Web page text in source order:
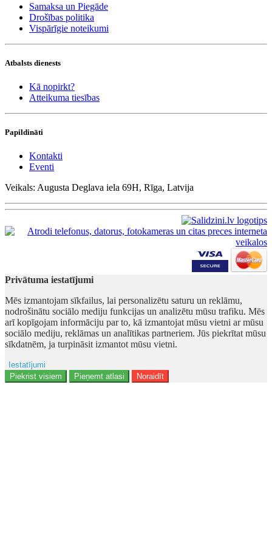
Samaksa un Piegāde
Drošības politika
Vispārīgie noteikumi
Atbalsts dienests
Kā nopirkt?
Atteikuma tiesības
Papildināti
Kontakti
Eventi
Veikals: Augusta Deglava iela 69H, Rīga, Latvija
Privātuma iestatījumi
Mēs izmantojam sīkfailus, lai personalizētu saturu un reklāmu,
nodrošinātu sociālo mediju funkcijas un analizētu mūsu trafiku. Mēs
arī kopīgojam informāciju par to, kā izmantojat mūsu vietni ar mūsu
sociālo mediju, reklāmas un analītikas partneriem. Jūs piekrītat mūsu
sīkdatnēm, ja turpināsit izmantot mūsu vietni.
Iestatījumi
Ad storage
Piekrist visiem Pieņemt atlasi Noraidīt